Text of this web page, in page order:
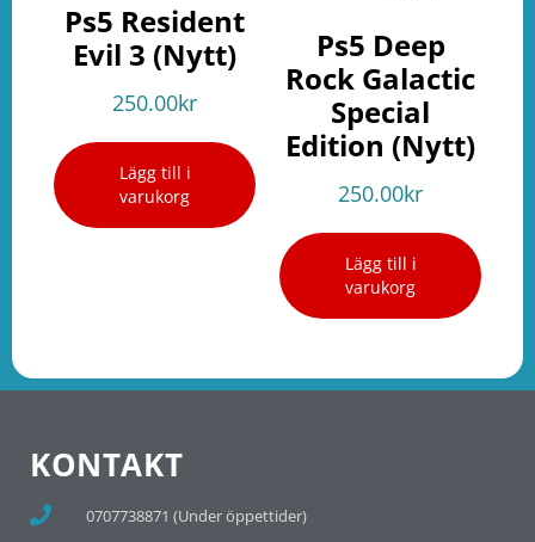
Ps5 Resident
Evil 3 (Nytt)
250.00kr
Lägg till i
varukorg
Ps5 Deep
Rock Galactic
Special
Edition (Nytt)
250.00kr
Lägg till i
varukorg
KONTAKT
0707738871 (Under öppettider)